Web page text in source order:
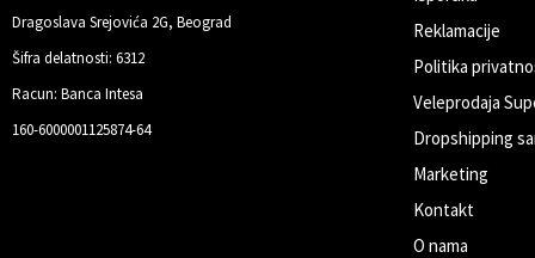
Dragoslava Srejovića 2G, Beograd
Šifra delatnosti: 6312
Racun: Banca Intesa
160-6000001125874-64
Reklamacije
Politika
Veleprodaja
Dropshipping
Marketing
Kontakt
O nama